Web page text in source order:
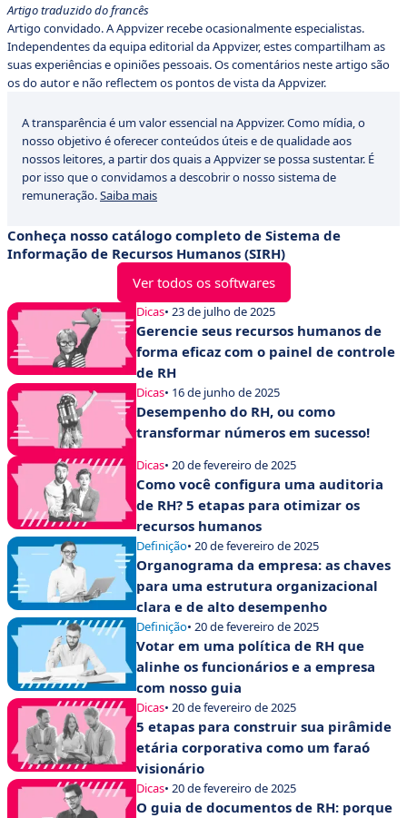
Artigo traduzido do francês
Artigo convidado. A Appvizer recebe ocasionalmente especialistas.
Independentes da equipa editorial da Appvizer, estes compartilham as
suas experiências e opiniões pessoais. Os comentários neste artigo são
os do autor e não reflectem os pontos de vista da Appvizer.
A transparência é um valor essencial na Appvizer. Como mídia, o
nosso objetivo é oferecer conteúdos úteis e de qualidade aos
nossos leitores, a partir dos quais a Appvizer se possa sustentar. É
por isso que o convidamos a descobrir o nosso sistema de
remuneração.Saiba mais
Conheça nosso catálogo completo de Sistema de
Informação de Recursos Humanos (SIRH)
Ver todos os softwares
Dicas• 23 de julho de 2025
Gerencie seus recursos humanos de
forma eficaz com o painel de controle
de RH
Dicas• 16 de junho de 2025
Desempenho do RH, ou como
transformar números em sucesso!
Dicas• 20 de fevereiro de 2025
Como você configura uma auditoria
de RH? 5 etapas para otimizar os
recursos humanos
Definição• 20 de fevereiro de 2025
Organograma da empresa: as chaves
para uma estrutura organizacional
clara e de alto desempenho
Definição• 20 de fevereiro de 2025
Votar em uma política de RH que
alinhe os funcionários e a empresa
com nosso guia
Dicas• 20 de fevereiro de 2025
5 etapas para construir sua pirâmide
etária corporativa como um faraó
visionário
Dicas• 20 de fevereiro de 2025
O guia de documentos de RH: porque